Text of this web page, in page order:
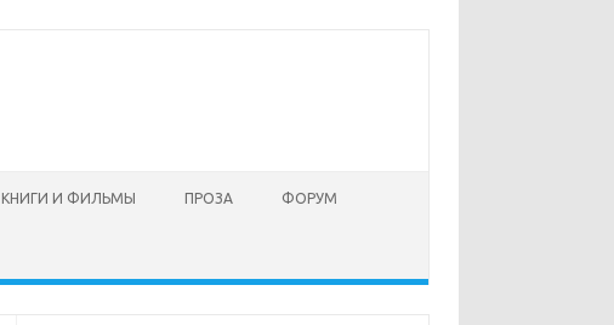
КНИГИ И ФИЛЬМЫ ПРОЗА ФОРУМ